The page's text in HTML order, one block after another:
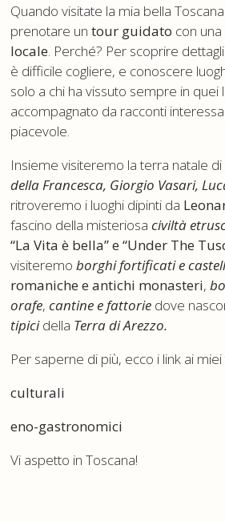
Quando visitate la mia bella
prenotare un tour guidato con una
locale . Perché? Per scoprire
è difficile cogliere, e conoscere
solo a chi ha vissuto sempre in quei
accompagnato da racconti
piacevole.
Insieme visiteremo la terra natale di
della Francesca, Giorgio Vasari,
ritroveremo i luoghi dipinti da
fascino della misteriosa civiltà
“La Vita è bella” e “Under The
visiteremo borghi fortificati e
romaniche e antichi monasteri,
orafe, cantine e fattoriedove
tipicidella Terra di Arezzo.
Per saperne di più, ecco i link ai
culturali
eno-gastronomici
Vi aspetto in Toscana!